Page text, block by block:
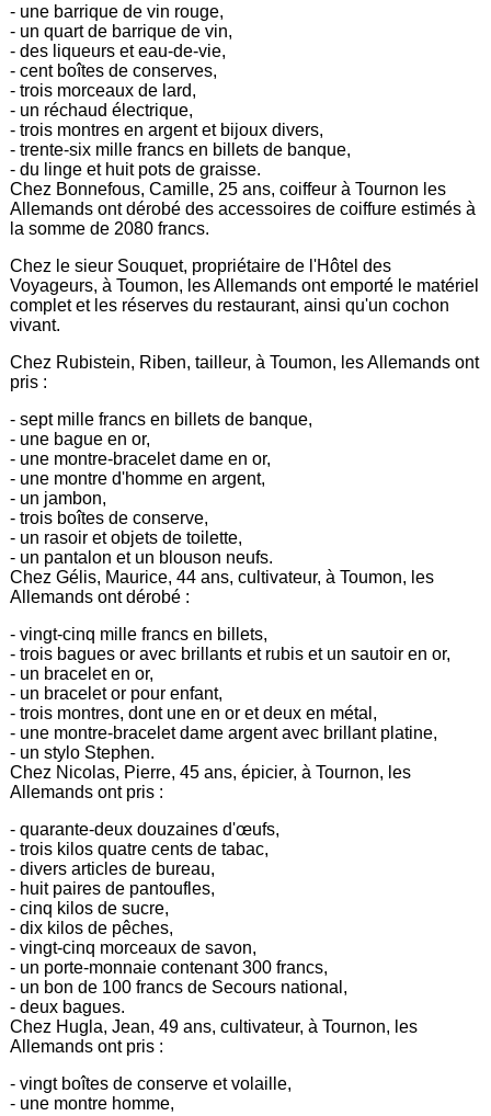
- une barrique de vin rouge,
- un quart de barrique de vin,
- des liqueurs et eau-de-vie,
- cent boîtes de conserves,
- trois morceaux de lard,
- un réchaud électrique,
- trois montres en argent et bijoux divers,
- trente-six mille francs en billets de banque,
- du linge et huit pots de graisse.
Chez Bonnefous, Camille, 25 ans, coiffeur à Tournon les
Allemands ont dérobé des accessoires de coiffure estimés à
la somme de 2080 francs.
Chez le sieur Souquet, propriétaire de l'Hôtel des
Voyageurs, à Toumon, les Allemands ont emporté le matériel
complet et les réserves du restaurant, ainsi qu'un cochon
vivant.
Chez Rubistein, Riben, tailleur, à Toumon, les Allemands ont
pris :
- sept mille francs en billets de banque,
- une bague en or,
- une montre-bracelet dame en or,
- une montre d'homme en argent,
- un jambon,
- trois boîtes de conserve,
- un rasoir et objets de toilette,
- un pantalon et un blouson neufs.
Chez Gélis, Maurice, 44 ans, cultivateur, à Toumon, les
Allemands ont dérobé :
- vingt-cinq mille francs en billets,
- trois bagues or avec brillants et rubis et un sautoir en or,
- un bracelet en or,
- un bracelet or pour enfant,
- trois montres, dont une en or et deux en métal,
- une montre-bracelet dame argent avec brillant platine,
- un stylo Stephen.
Chez Nicolas, Pierre, 45 ans, épicier, à Tournon, les
Allemands ont pris :
- quarante-deux douzaines d'œufs,
- trois kilos quatre cents de tabac,
- divers articles de bureau,
- huit paires de pantoufles,
- cinq kilos de sucre,
- dix kilos de pêches,
- vingt-cinq morceaux de savon,
- un porte-monnaie contenant 300 francs,
- un bon de 100 francs de Secours national,
- deux bagues.
Chez Hugla, Jean, 49 ans, cultivateur, à Tournon, les
Allemands ont pris :
- vingt boîtes de conserve et volaille,
- une montre homme,